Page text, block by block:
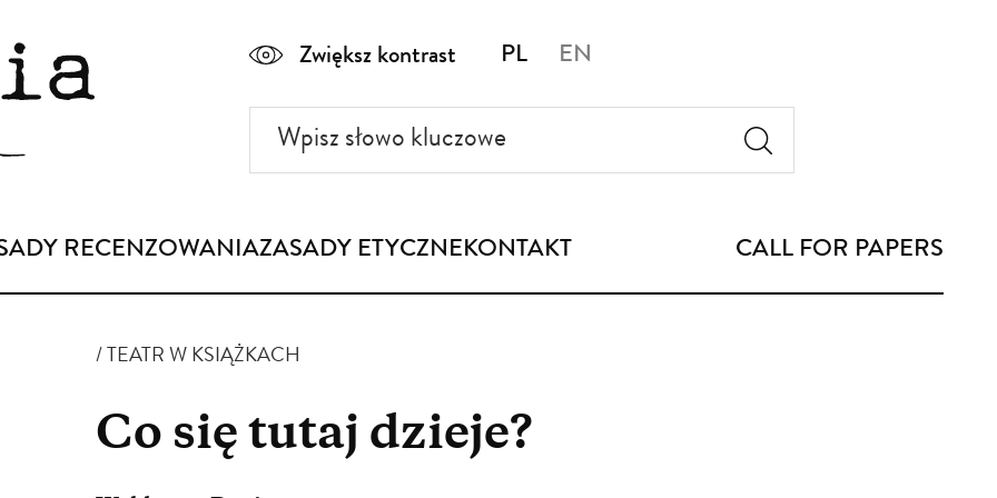
Zwiększ kontrast PL EN
słowo
kluczowe
RECENZOWANIAZASADY ETYCZNEKONTAKT CALL FOR PAPERS
TEATR W KSIĄŻKACH
Co się tutaj dzieje?